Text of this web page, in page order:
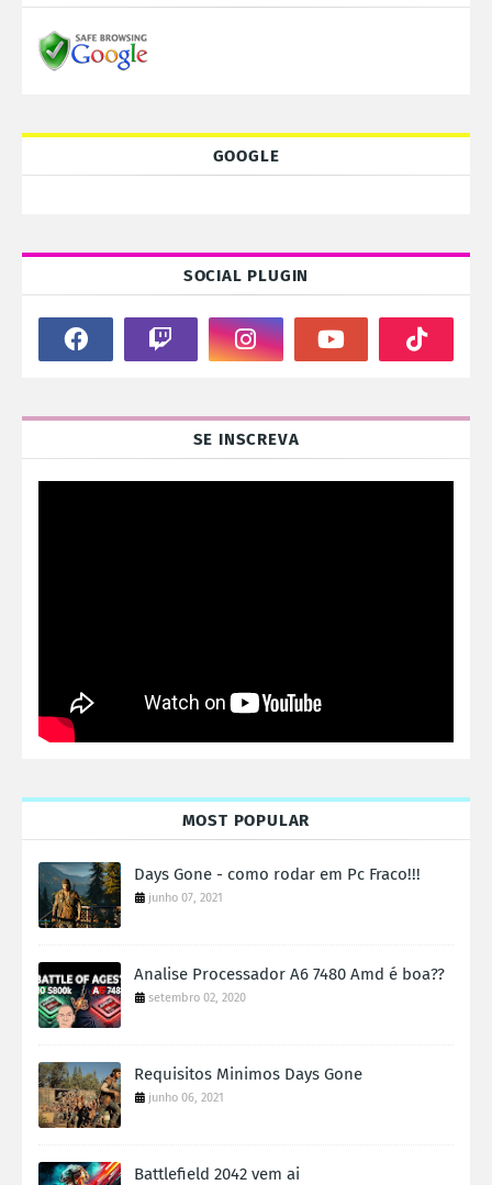
GOOGLE
SOCIAL PLUGIN
SE INSCREVA
MOST POPULAR
Days Gone - como rodar em Pc Fraco!!!
junho 07, 2021
Analise Processador A6 7480 Amd é boa??
setembro 02, 2020
Requisitos Minimos Days Gone
junho 06, 2021
Battlefield 2042 vem ai